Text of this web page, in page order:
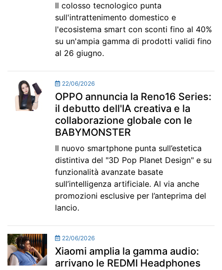
Il colosso tecnologico punta
sull'intrattenimento domestico e
l'ecosistema smart con sconti fino al 40%
su un'ampia gamma di prodotti validi fino
al 26 giugno.
22/06/2026
OPPO annuncia la Reno16 Series:
il debutto dell'IA creativa e la
collaborazione globale con le
BABYMONSTER
Il nuovo smartphone punta sull’estetica
distintiva del "3D Pop Planet Design" e su
funzionalità avanzate basate
sull’intelligenza artificiale. Al via anche
promozioni esclusive per l’anteprima del
lancio.
22/06/2026
Xiaomi amplia la gamma audio:
arrivano le REDMI Headphones